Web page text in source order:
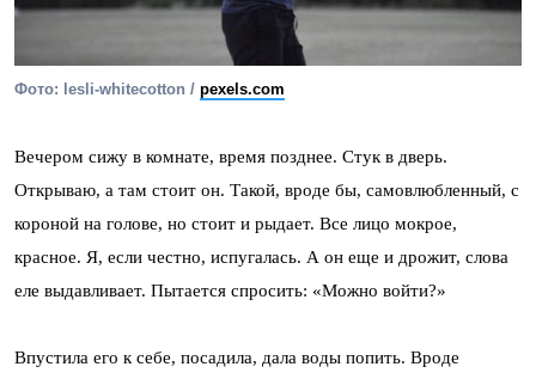
Фото: lesli-whitecotton / pexels.com
Вечером сижу в комнате, время позднее. Стук в дверь.
Открываю, а там стоит он. Такой, вроде бы, самовлюбленный, с
короной на голове, но стоит и рыдает. Все лицо мокрое,
красное. Я, если честно, испугалась. А он еще и дрожит, слова
еле выдавливает. Пытается спросить: «Можно войти?»
Впустила его к себе, посадила, дала воды попить. Вроде